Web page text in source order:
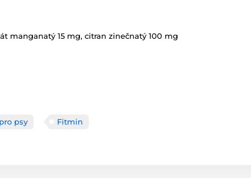
manganatý 15 mg, citran zinečnatý 100 mg
psy Fitmin